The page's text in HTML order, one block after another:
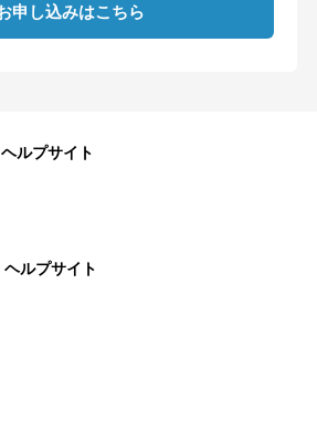
申し込みはこちら
ルプサイト
ルプサイト